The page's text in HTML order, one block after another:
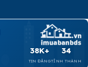
38K+
TIN ĐĂNG
34
TỈNH THÀNH